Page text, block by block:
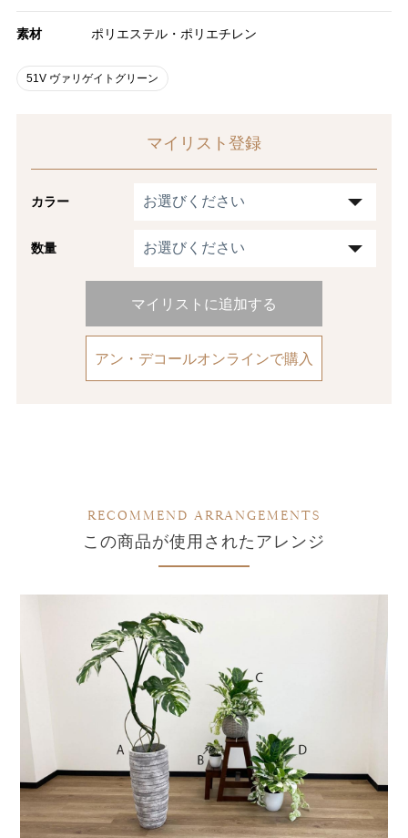
素材 ポリエステル・ポリエチレン
51V ヴァリゲイトグリーン
マイリスト登録
カラー
数量
マイリストに追加する
アン・デコールオンラインで購入
RECOMMEND ARRANGEMENTS
この商品が使用されたアレンジ